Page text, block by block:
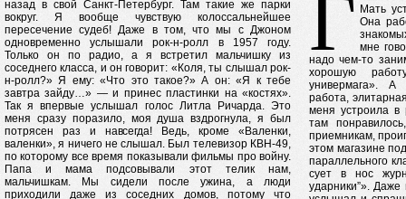
назад в свой Санкт-Петербург. Там такие же парки
вокруг. Я вообще чувствую колоссальнейшее
пересечение судеб! Даже в том, что мы с Джоном
одновременно услышали рок-н-ролл в 1957 году.
Только он по радио, а я встретил мальчишку из
соседнего класса, и он говорит: «Коля, ты слышал рок-
н-ролл?» Я ему: «Что это такое?» А он: «Я к тебе
завтра зайду…» — и принес пластинки на «костях».
Так я впервые услышал голос Литла Ричарда. Это
меня сразу поразило, моя душа вздрогнула, я был
потрясен раз и навсегда! Ведь, кроме «Валенки,
валенки», я ничего не слышал. Был телевизор КВН-49,
по которому все время показывали фильмы про войну.
Папа и мама подсовывали этот телик нам,
мальчишкам. Мы сидели после ужина, а люди
приходили даже из соседних домов, потому что
Г Мать
Она
мне
надо чем-то
хорошую
универмага».
работа,
меня устроила в
там
приемникам,
этом магазине
параллельного
сует в нос
ударники”».